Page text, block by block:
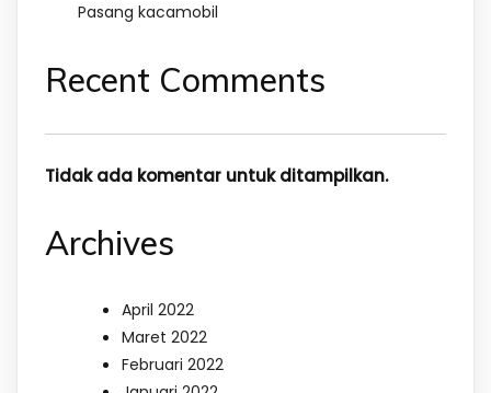
Pasang kacamobil
Recent Comments
Tidak ada komentar untuk ditampilkan.
Archives
April 2022
Maret 2022
Februari 2022